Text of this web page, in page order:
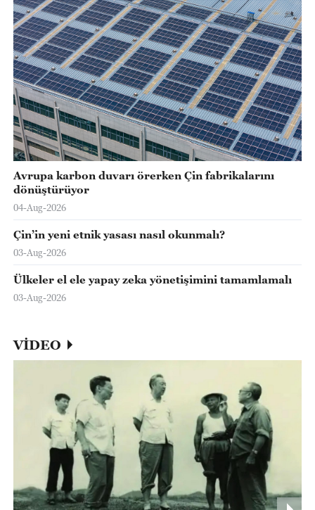
Avrupa karbon duvarı örerken Çin fabrikalarını
dönüştürüyor
04-Aug-2026
Çin’in yeni etnik yasası nasıl okunmalı?
03-Aug-2026
Ülkeler el ele yapay zeka yönetişimini tamamlamalı
03-Aug-2026
VİDEO